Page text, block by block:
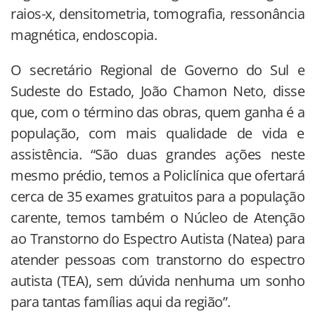
raios-x, densitometria, tomografia, ressonância
magnética, endoscopia.
O secretário Regional de Governo do Sul e
Sudeste do Estado, João Chamon Neto, disse
que, com o término das obras, quem ganha é a
população, com mais qualidade de vida e
assistência. “São duas grandes ações neste
mesmo prédio, temos a Policlínica que ofertará
cerca de 35 exames gratuitos para a população
carente, temos também o Núcleo de Atenção
ao Transtorno do Espectro Autista (Natea) para
atender pessoas com transtorno do espectro
autista (TEA), sem dúvida nenhuma um sonho
para tantas famílias aqui da região”.